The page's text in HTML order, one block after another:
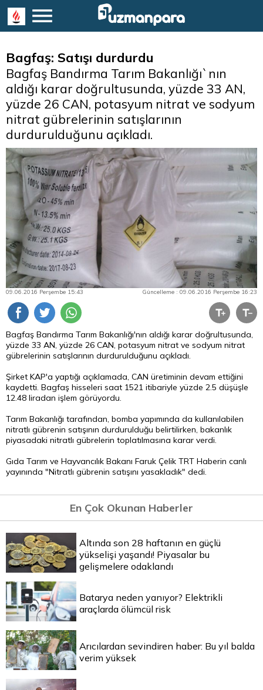
Bagfaş: Satışı durdurdu
Bagfaş Bandırma Tarım Bakanlığı`nın
aldığı karar doğrultusunda, yüzde 33 AN,
yüzde 26 CAN, potasyum nitrat ve sodyum
nitrat gübrelerinin satışlarının
durdurulduğunu açıkladı.
09.06.2016 Perşembe 15:43 Güncelleme : 09.06.2016 Perşembe 16:23
Bagfaş Bandırma Tarım Bakanlığı'nın aldığı karar doğrultusunda,
yüzde 33 AN, yüzde 26 CAN, potasyum nitrat ve sodyum nitrat
gübrelerinin satışlarının durdurulduğunu açıkladı.
Şirket KAP'a yaptığı açıklamada, CAN üretiminin devam ettiğini
kaydetti. Bagfaş hisseleri saat 1521 itibariyle yüzde 2.5 düşüşle
12.48 liradan işlem görüyordu.
Tarım Bakanlığı tarafından, bomba yapımında da kullanılabilen
nitratlı gübrenin satışının durdurulduğu belirtilirken, bakanlık
piyasadaki nitratlı gübrelerin toplatılmasına karar verdi.
Gıda Tarım ve Hayvancılık Bakanı Faruk Çelik TRT Haberin canlı
yayınında "Nitratlı gübrenin satışını yasakladık" dedi.
En Çok Okunan Haberler
Altında son 28 haftanın en güçlü
yükselişi yaşandı! Piyasalar bu
gelişmelere odaklandı
Batarya neden yanıyor? Elektrikli
araçlarda ölümcül risk
Arıcılardan sevindiren haber: Bu yıl balda
verim yüksek